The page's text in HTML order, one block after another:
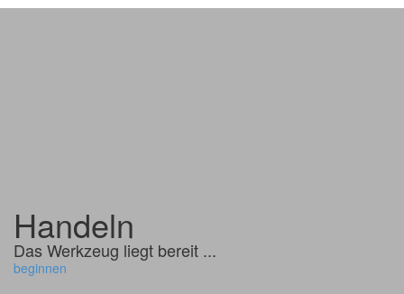
Handeln
Das Werkzeug liegt bereit ...
beginnen